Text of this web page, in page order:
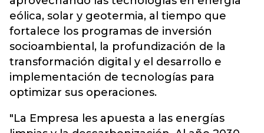
eólica, solar y geotermia, al tiempo que
fortalece los programas de inversión
socioambiental, la profundización de la
transformación digital y el desarrollo e
implementación de tecnologías para
optimizar sus operaciones.
"La Empresa les apuesta a las energías